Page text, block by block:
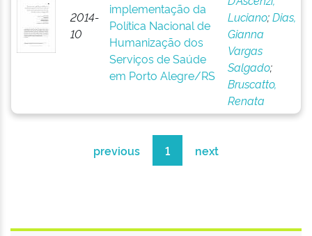
2014-
10
implementação da
Política Nacional de
Humanização dos
Serviços de Saúde
em Porto Alegre/RS
Luciano;Dias,
Gianna
Vargas
Salgado;
Bruscatto,
Renata
previous 1 next